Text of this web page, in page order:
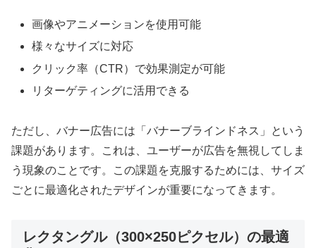
画像やアニメーションを使用可能
様々なサイズに対応
クリック率（CTR）で効果測定が可能
リターゲティングに活用できる
ただし、バナー広告には「バナーブラインドネス」という
課題があります。これは、ユーザーが広告を無視してしま
う現象のことです。この課題を克服するためには、サイズ
ごとに最適化されたデザインが重要になってきます。
レクタングル（300×250ピクセル）の最適